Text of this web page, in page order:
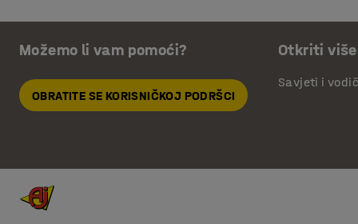
Možemo li vam pomoći?
OBRATITE SE KORISNIČKOJ PODRŠCI
Otkriti više
Savjeti i